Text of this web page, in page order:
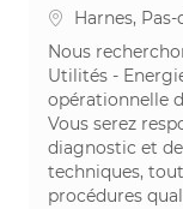
場所Harnes,
Nous
Utilités -
opérationnelle
Vous serez
diagnostic et
techniques,
procédures